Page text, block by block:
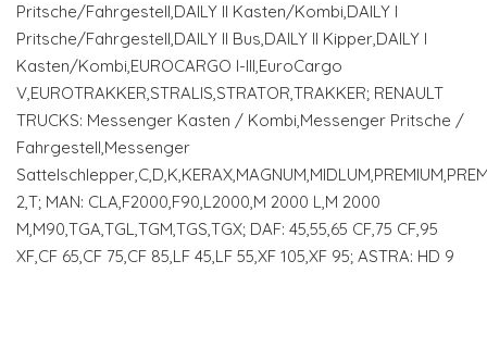
Pritsche/Fahrgestell,DAILY II Kasten/Kombi,DAILY I
Pritsche/Fahrgestell,DAILY II Bus,DAILY II Kipper,DAILY I
Kasten/Kombi,EUROCARGO I-III,EuroCargo
V,EUROTRAKKER,STRALIS,STRATOR,TRAKKER; RENAULT
TRUCKS: Messenger Kasten / Kombi,Messenger Pritsche /
Fahrgestell,Messenger
2,T; MAN: CLA,F2000,F90,L2000,M 2000 L,M 2000
M,M90,TGA,TGL,TGM,TGS,TGX; DAF: 45,55,65 CF,75 CF,95
XF,CF 65,CF 75,CF 85,LF 45,LF 55,XF 105,XF 95; ASTRA: HD 9